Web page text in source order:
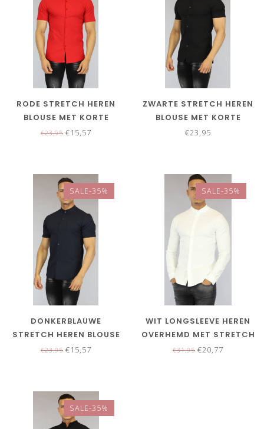
RODE STRETCH HEREN
BLOUSE MET KORTE
MOUWEN
€23,95 €15,57
ZWARTE STRETCH HEREN
BLOUSE MET KORTE
MOUWEN
€23,95
SALE-35%
DONKERBLAUWE
STRETCH HEREN BLOUSE
MET KORTE MOUWEN
€23,95 €15,57
SALE-35%
WIT LONGSLEEVE HEREN
OVERHEMD MET STRETCH
€31,95 €20,77
SALE-35%